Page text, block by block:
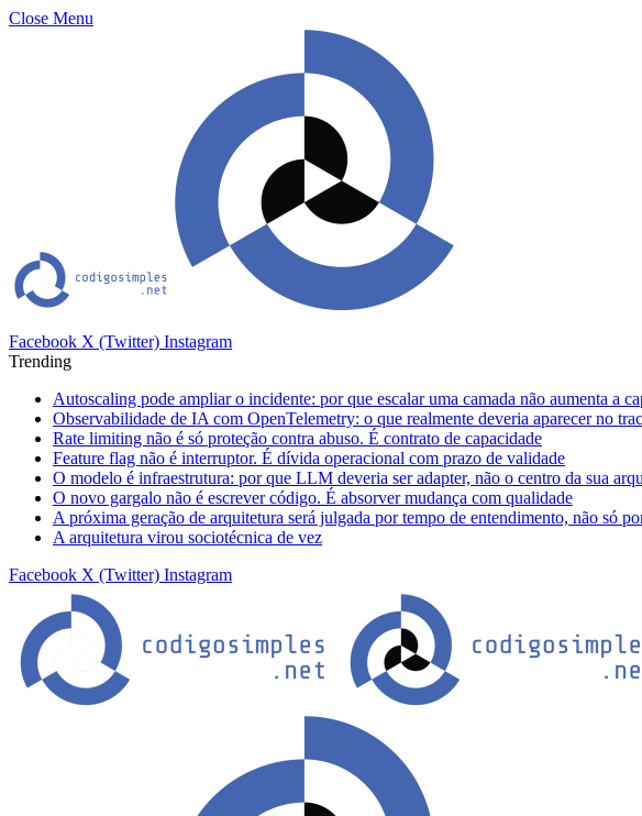
Close Menu
Facebook X (Twitter) Instagram
Trending
Autoscaling pode ampliar o incidente: por que escalar uma camada não aumenta a
Observabilidade de IA com OpenTelemetry: o que realmente deveria aparecer no
Rate limiting não é só proteção contra abuso. É contrato de capacidade
Feature flag não é interruptor. É dívida operacional com prazo de validade
O modelo é infraestrutura: por que LLM deveria ser adapter, não o centro da sua
O novo gargalo não é escrever código. É absorver mudança com qualidade
A próxima geração de arquitetura será julgada por tempo de entendimento, não só
A arquitetura virou sociotécnica de vez
Facebook X (Twitter) Instagram